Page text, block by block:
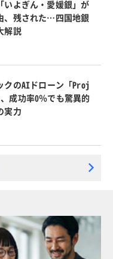
いよぎん・愛媛銀」が
、残された…四国地銀
解説
クのAIドローン「Proj
成功率0％でも驚異的
実力